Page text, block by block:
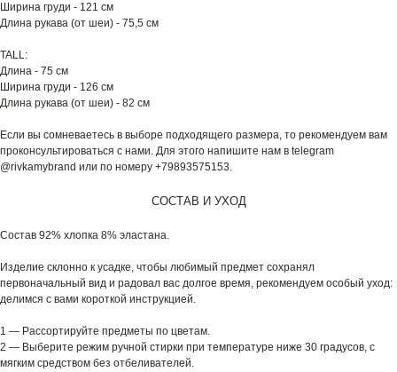
Ширина груди - 121 см
Длина рукава (от шеи) - 75,5 см
TALL:
Длина - 75 см
Ширина груди - 126 см
Длина рукава (от шеи) - 82 см
Если вы сомневаетесь в выборе подходящего размера, то рекомендуем вам
проконсультироваться с нами. Для этого напишите нам в telegram
@rivkamybrand или по номеру +79893575153.
СОСТАВ И УХОД
Состав 92% хлопка 8% эластана.
Изделие склонно к усадке, чтобы любимый предмет сохранял
первоначальный вид и радовал вас долгое время, рекомендуем особый уход:
делимся с вами короткой инструкцией.
1 — Рассортируйте предметы по цветам.
2 — Выберите режим ручной стирки при температуре ниже 30 градусов, с
мягким средством без отбеливателей.